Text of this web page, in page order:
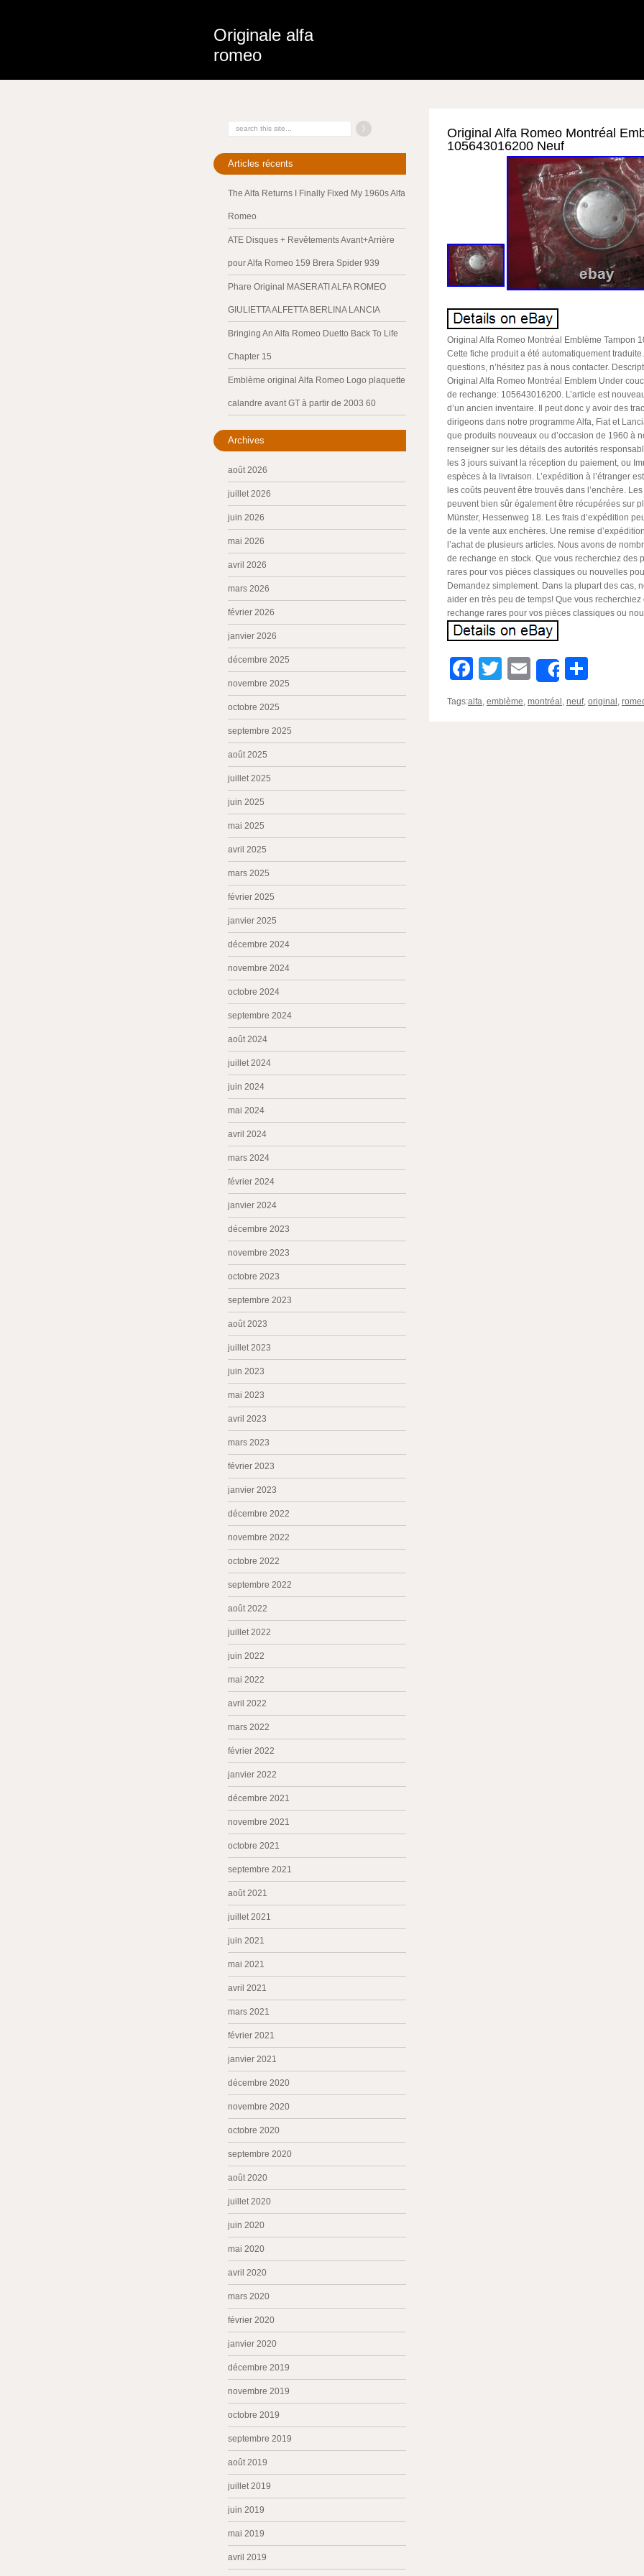
Originale alfa
romeo
Original Alfa Romeo Montréal
105643016200 Neuf
Original Alfa Romeo Montréal Emblème Tampon
Cette fiche produit a été automatiquement
questions, n’hésitez pas à nous contacter.
Original Alfa Romeo Montréal Emblem Under
de rechange: 105643016200. L’article est
d’un ancien inventaire. Il peut donc y avoir des
dirigeons dans notre programme Alfa, Fiat et
que produits nouveaux ou d’occasion de 1960 à
renseigner sur les détails des autorités
les 3 jours suivant la réception du paiement, ou
espèces à la livraison. L’expédition à l’étranger
les coûts peuvent être trouvés dans l’enchère.
peuvent bien sûr également être récupérées sur
Münster, Hessenweg 18. Les frais d’expédition
de la vente aux enchères. Une remise
l’achat de plusieurs articles. Nous avons de
de rechange en stock. Que vous recherchiez des
rares pour vos pièces classiques ou nouvelles
Demandez simplement. Dans la plupart des cas,
aider en très peu de temps! Que vous recherchiez
rechange rares pour vos pièces classiques ou
Facebook
TwitterEmailShare
Tags:alfa, emblème, montréal , neuf, original ,
Articles récents
The Alfa Returns I Finally Fixed My 1960s Alfa
Romeo
ATE Disques + Revêtements Avant+Arrière
pour Alfa Romeo 159 Brera Spider 939
Phare Original MASERATI ALFA ROMEO
GIULIETTA ALFETTA BERLINA LANCIA
Bringing An Alfa Romeo Duetto Back To Life
Chapter 15
Emblème original Alfa Romeo Logo plaquette
calandre avant GT à partir de 2003 60
Archives
août 2026
juillet 2026
juin 2026
mai 2026
avril 2026
mars 2026
février 2026
janvier 2026
décembre 2025
novembre 2025
octobre 2025
septembre 2025
août 2025
juillet 2025
juin 2025
mai 2025
avril 2025
mars 2025
février 2025
janvier 2025
décembre 2024
novembre 2024
octobre 2024
septembre 2024
août 2024
juillet 2024
juin 2024
mai 2024
avril 2024
mars 2024
février 2024
janvier 2024
décembre 2023
novembre 2023
octobre 2023
septembre 2023
août 2023
juillet 2023
juin 2023
mai 2023
avril 2023
mars 2023
février 2023
janvier 2023
décembre 2022
novembre 2022
octobre 2022
septembre 2022
août 2022
juillet 2022
juin 2022
mai 2022
avril 2022
mars 2022
février 2022
janvier 2022
décembre 2021
novembre 2021
octobre 2021
septembre 2021
août 2021
juillet 2021
juin 2021
mai 2021
avril 2021
mars 2021
février 2021
janvier 2021
décembre 2020
novembre 2020
octobre 2020
septembre 2020
août 2020
juillet 2020
juin 2020
mai 2020
avril 2020
mars 2020
février 2020
janvier 2020
décembre 2019
novembre 2019
octobre 2019
septembre 2019
août 2019
juillet 2019
juin 2019
mai 2019
avril 2019